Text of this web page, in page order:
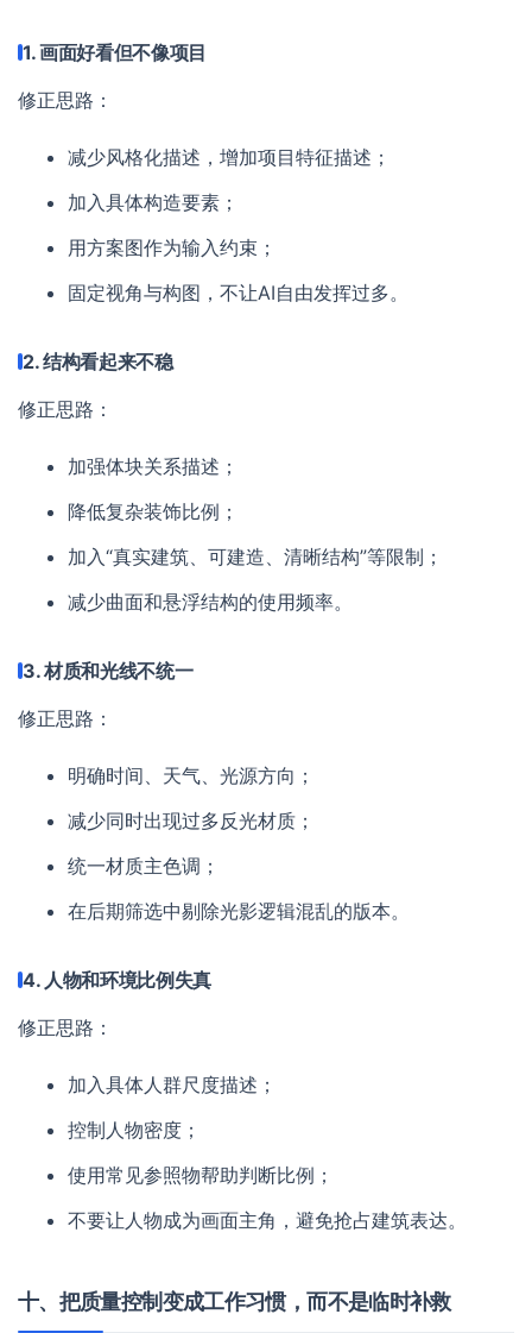
1. 画面好看但不像项目
修正思路：
减少风格化描述，增加项目特征描述；
加入具体构造要素；
用方案图作为输入约束；
固定视角与构图，不让AI自由发挥过多。
2. 结构看起来不稳
修正思路：
加强体块关系描述；
降低复杂装饰比例；
加入“真实建筑、可建造、清晰结构”等限制；
减少曲面和悬浮结构的使用频率。
3. 材质和光线不统一
修正思路：
明确时间、天气、光源方向；
减少同时出现过多反光材质；
统一材质主色调；
在后期筛选中剔除光影逻辑混乱的版本。
4. 人物和环境比例失真
修正思路：
加入具体人群尺度描述；
控制人物密度；
使用常见参照物帮助判断比例；
不要让人物成为画面主角，避免抢占建筑表达。
十、把质量控制变成工作习惯，而不是临时补救